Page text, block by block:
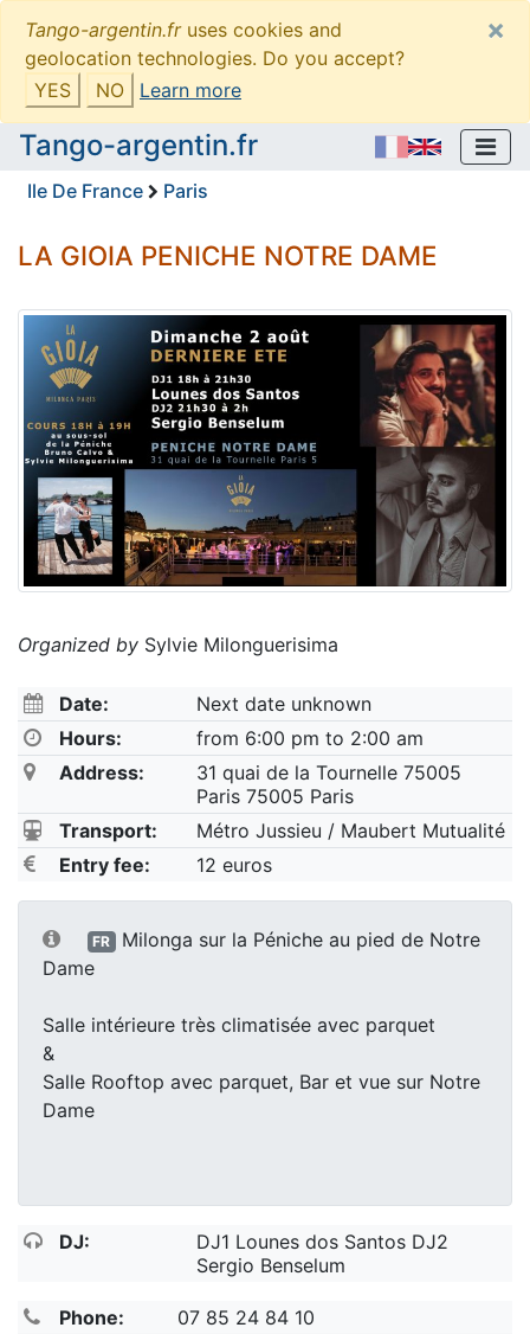
Tango-argentin.fruses cookies and
geolocation technologies. Do you accept?
YES
NO Learn more
×
Tango-argentin.fr
Ile De France Paris
LA GIOIA PENICHE NOTRE DAME
Organized by Sylvie Milonguerisima
Date:
Next date unknown
Hours:
from 6:00 pm to 2:00 am
Address:
31 quai de la Tournelle 75005
Paris 75005 Paris
Transport:
Métro Jussieu / Maubert Mutualité
Entry fee:
12 euros
FR
Milonga sur la Péniche au pied de Notre
Dame
Salle intérieure très climatisée avec parquet
&
Salle Rooftop avec parquet, Bar et vue sur Notre
Dame
DJ:
DJ1 Lounes dos Santos DJ2
Sergio Benselum
Phone:
07 85 24 84 10